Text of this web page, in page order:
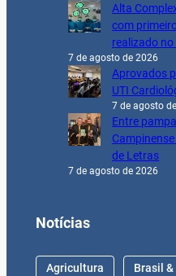
Alta
com
realizado
7 de agosto de 2026
Aprovados
UTI
7 de agosto
Entre
de Letras
7 de agosto de 2026
Notícias
Agricultura Brasil